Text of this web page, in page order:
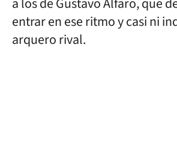
entrar en ese ritmo y casi ni
arquero rival.